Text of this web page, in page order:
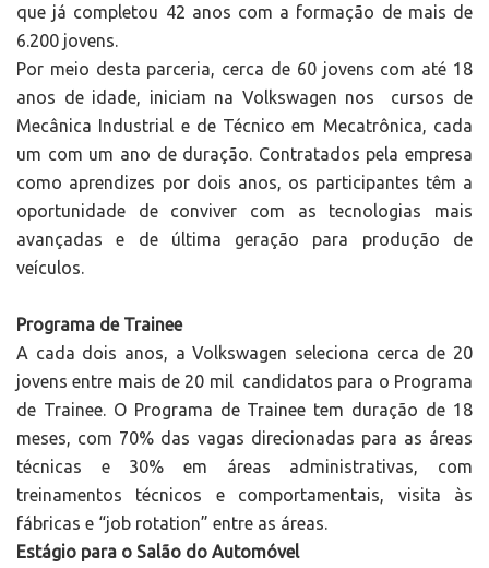
que já completou 42 anos com a formação de mais de
6.200 jovens.
Por meio desta parceria, cerca de 60 jovens com até 18
anos de idade, iniciam na Volkswagen nos cursos de
Mecânica Industrial e de Técnico em Mecatrônica, cada
um com um ano de duração. Contratados pela empresa
como aprendizes por dois anos, os participantes têm a
oportunidade de conviver com as tecnologias mais
avançadas e de última geração para produção de
veículos.
Programa de Trainee
A cada dois anos, a Volkswagen seleciona cerca de 20
jovens entre mais de 20 mil candidatos para o Programa
de Trainee. O Programa de Trainee tem duração de 18
meses, com 70% das vagas direcionadas para as áreas
técnicas e 30% em áreas administrativas, com
treinamentos técnicos e comportamentais, visita às
fábricas e “job rotation” entre as áreas.
Estágio para o Salão do Automóvel